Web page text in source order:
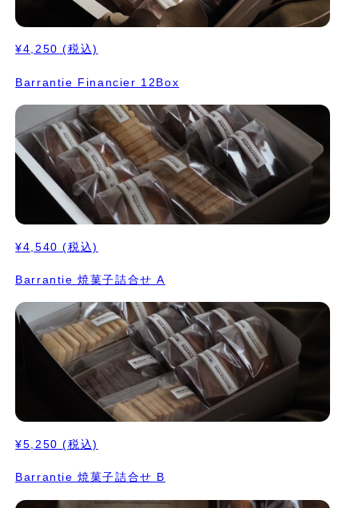
¥4,250 (税込)
Barrantie Financier 12Box
¥4,540 (税込)
Barrantie 焼菓子詰合せ A
¥5,250 (税込)
Barrantie 焼菓子詰合せ B